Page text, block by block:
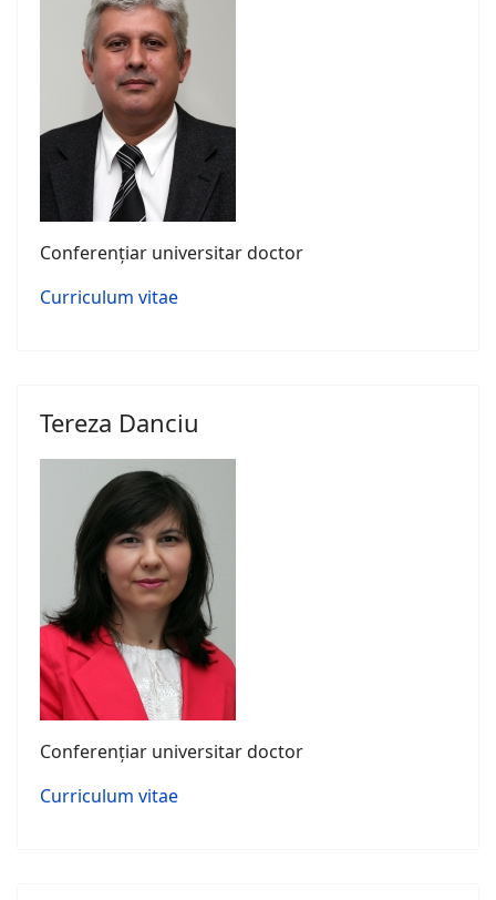
Conferențiar universitar doctor
Curriculum vitae
Tereza Danciu
Conferențiar universitar doctor
Curriculum vitae